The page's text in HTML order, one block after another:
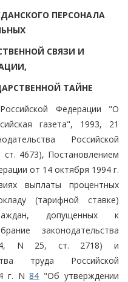
ПЕРСОНАЛА
СВЯЗИ И
ТАЙНЕ
Федерации "О
газета", 1993, 21
Российской
4673), Постановлением
от 14 октября 1994 г.
выплаты процентных
(тарифной ставке)
допущенных к
законодательства
N 25, ст. 2718) и
труда Российской
г. N84 "Об утверждении